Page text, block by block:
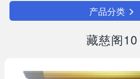
产品分类
藏慈阁10